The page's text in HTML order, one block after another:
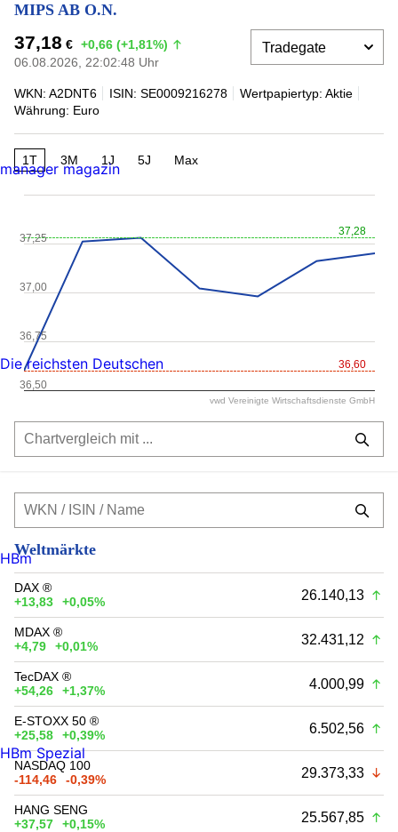
MIPS AB O.N.
37,18 € +0,66 (+1,81%)
06.08.2026, 22:02:48 Uhr
WKN: A2DNT6 ISIN: SE0009216278
Wertpapiertyp: Aktie
Währung: Euro
1T 3M 1J 5J Max
37,28
36,60
36,50
36,75
37,00
37,25
vwd Vereinigte Wirtschaftsdienste GmbH
Weltmärkte
DAX ®
+13,83
+0,05% 26.140,13
MDAX ®
+4,79
+0,01% 32.431,12
TecDAX ®
+54,26
+1,37% 4.000,99
E-STOXX 50 ®
+25,58
+0,39% 6.502,56
NASDAQ 100
-114,46
-0,39% 29.373,33
HANG SENG
+37,57
+0,15% 25.567,85
manager magazin
Die reichsten Deutschen
HBm
HBm Spezial